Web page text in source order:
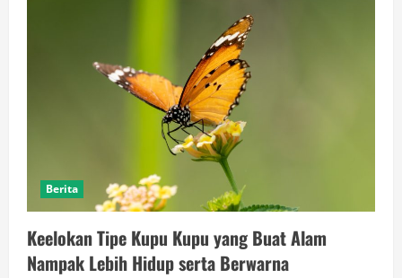
Berita
Keelokan Tipe Kupu Kupu yang Buat Alam
Nampak Lebih Hidup serta Berwarna